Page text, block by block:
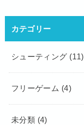
カテゴリー
シューティング (11)
フリーゲーム (4)
未分類 (4)